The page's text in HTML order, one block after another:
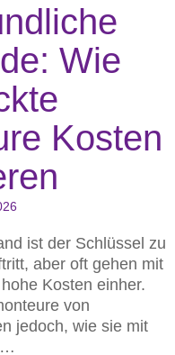
Wie
Kosten
ist der Schlüssel zu
aber oft gehen mit
Kosten einher.
von
jedoch, wie sie mit